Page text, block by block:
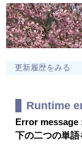
更新履歴をみる
Runtime
Error
下の二つの単語